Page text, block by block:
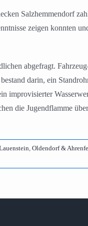
Salzhemmendorf
zeigen konnten
abgefragt.
darin, ein
improvisierter
die Jugendflamme
, Oldendorf &